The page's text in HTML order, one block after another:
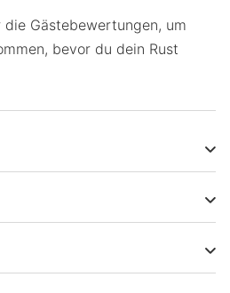
Gästebewertungen, um
bevor du dein Rust